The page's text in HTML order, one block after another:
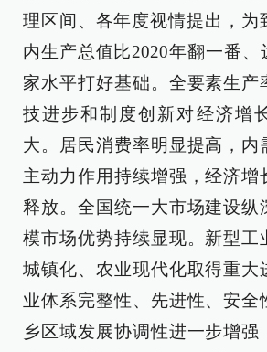
理区间、各年度视情提出，为
内生产总值比2020年翻一番、
家水平打好基础。全要素生产
技进步和制度创新对经济增
大。居民消费率明显提高，内
主动力作用持续增强，经济增
释放。全国统一大市场建设纵
模市场优势持续显现。新型工
城镇化、农业现代化取得重大
业体系完整性、先进性、安全
乡区域发展协调性进一步增强